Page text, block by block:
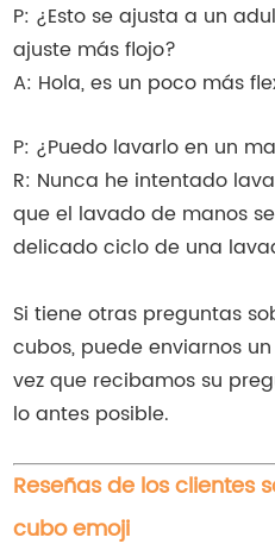
P: ¿Esto se ajusta a un
ajuste más flojo?
A: Hola, es un poco más
P: ¿Puedo lavarlo en un
R: Nunca he intentado
que el lavado de manos
delicado ciclo de una
Si tiene otras preguntas
cubos, puede enviarnos
vez que recibamos su
lo antes posible.
Reseñas de los clientes
cubo emoji